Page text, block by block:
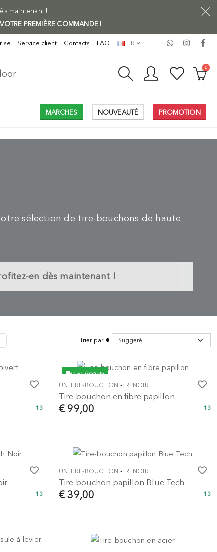
maintenant !
PREMIÈRE COMMANDE !
Service client Contacts FAQ FR
0
MARCHES NOUVEAUTÉ PROMOTION
sélection de tire-bouchons de haute
en dès maintenant !
Trier par
13
Livr. Gratuite
UN TIRE-BOUCHON - RENOIR
Tire-bouchon en fibre papillon
€ 99,00 13
13
UN TIRE-BOUCHON - RENOIR
Tire-bouchon papillon Blue Tech
€ 39,00 13